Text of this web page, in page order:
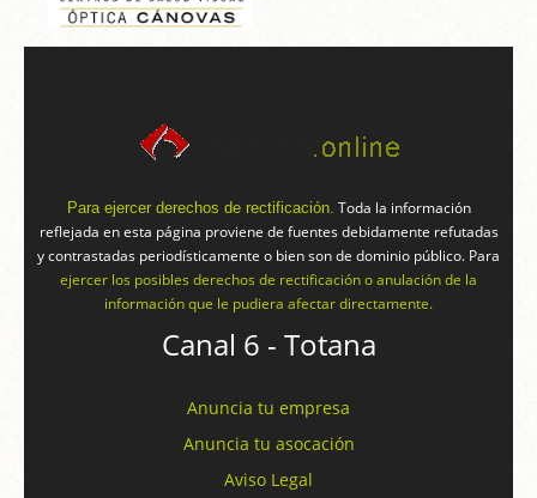
Para ejercer derechos de rectificación. Toda la información
reflejada en esta página proviene de fuentes debidamente refutadas
y contrastadas periodísticamente o bien son de dominio público. Para
ejercer los posibles derechos de rectificación o anulación de la
información que le pudiera afectar directamente.
Canal 6 - Totana
Anuncia tu empresa
Anuncia tu asocación
Aviso Legal